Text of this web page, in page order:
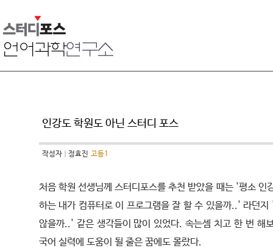
인강도 학원도 아닌 스터디 포스
작성자 정효진 고등1
처음 학원 선생님께 스터디포스를 추천 받았을 때는 '평소 인
하는 내가 컴퓨터로 이 프로그램을 잘 할 수 있을까..' 라던
않을까..' 같은 생각들이 많이 있었다. 속는셈 치고 한 번 해
국어 실력에 도움이 될 줄은 꿈에도 몰랐다.